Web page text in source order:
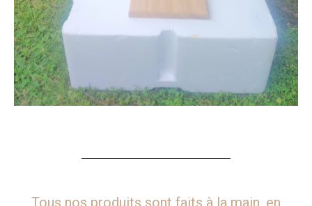
Tous nos produits sont faits à la main, en